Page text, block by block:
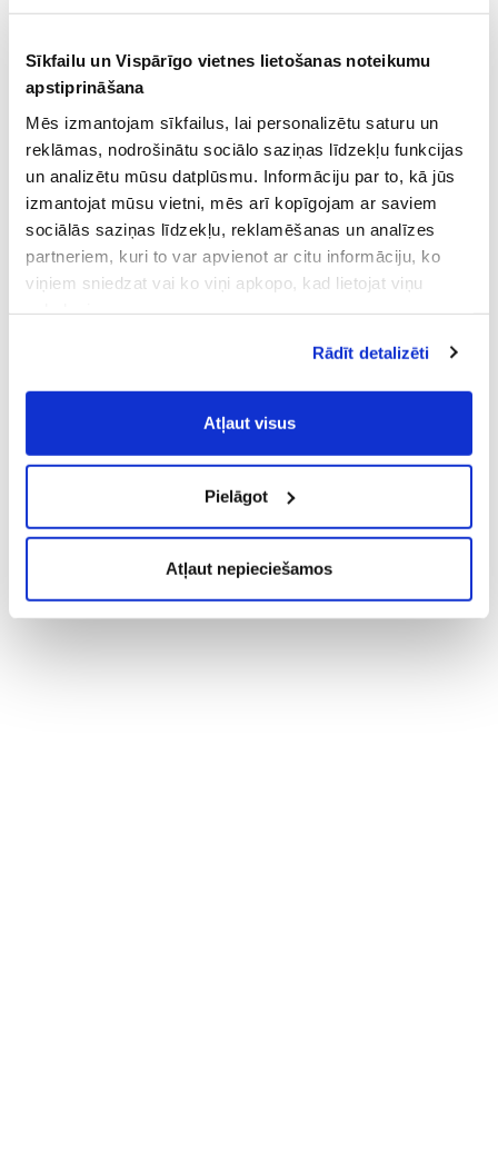
Sīkfailu un Vispārīgo vietnes lietošanas noteikumu
apstiprināšana
Mēs izmantojam sīkfailus, lai personalizētu saturu un
reklāmas, nodrošinātu sociālo saziņas līdzekļu funkcijas
un analizētu mūsu datplūsmu. Informāciju par to, kā jūs
izmantojat mūsu vietni, mēs arī kopīgojam ar saviem
sociālās saziņas līdzekļu, reklamēšanas un analīzes
partneriem, kuri to var apvienot ar citu informāciju, ko
viņiem sniedzat vai ko viņi apkopo, kad lietojat viņu
Vispārīgiem vietnes lietošanas
noteikumiem(saīsināti - VVLN).
Rādīt detalizēti
Atļaut visus
Pielāgot
Atļaut nepieciešamos